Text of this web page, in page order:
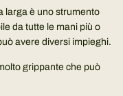
larga è uno strumento
da tutte le mani più o
avere diversi impieghi.
grippante che può